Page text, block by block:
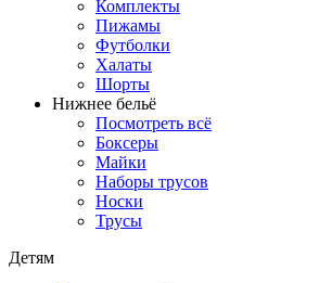
Комплекты
Пижамы
Футболки
Халаты
Шорты
Нижнее бельё
Посмотреть всё
Боксеры
Майки
Наборы трусов
Носки
Трусы
Детям